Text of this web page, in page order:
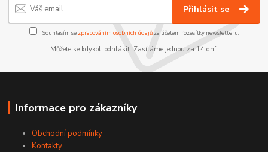
Přihlásit se
Souhlasím se zpracováním osobních údajůza účelem rozesílky newsletteru.
Můžete se kdykoli odhlásit. Zasíláme jednou za 14 dní.
Informace pro zákazníky
Obchodní podmínky
Kontakty